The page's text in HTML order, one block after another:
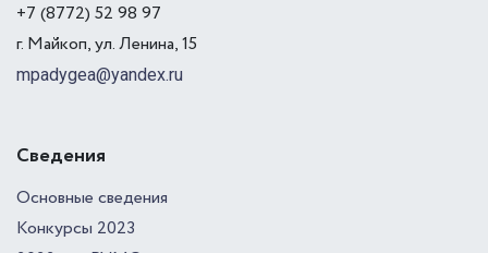
+7 (8772) 52 98 97
г. Майкоп, ул. Ленина, 15
mpadygea@yandex.ru
Сведения
Основные сведения
Конкурсы 2023